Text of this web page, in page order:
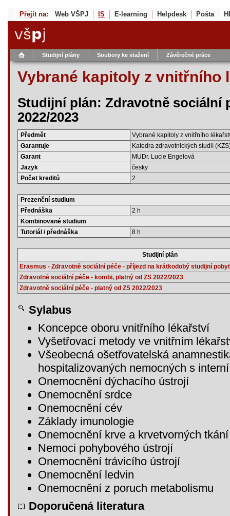
Přejít na: Web VŠPJ IS E-learning Helpdesk Pošta
Studijní plány Soubory ke stažení Závěrečné práce
Vybrané kapitoly z vnitřního
Studijní plán: Zdravotně sociální
2022/2023
Předmět
Vybrané kapitoly z vnitřního
Garantuje
Katedra zdravotnických studií
Garant
MUDr. Lucie Engelová
Jazyk
česky
Počet kreditů
2
Prezenční studium
Přednáška
2 h
Kombinované studium
Tutoriál / přednáška
8 h
Studijní plán
Erasmus - Zdravotně sociální péče - příjezd na krátkodobý studijní pobyt
Zdravotně sociální péče - kombi, platný od ZS 2022/2023
Zdravotně sociální péče - platný od ZS 2022/2023
Sylabus
Koncepce oboru vnitřního lékařství
Vyšetřovací metody ve vnitřním
Všeobecná ošetřovatelská
hospitalizovaných nemocných s
Onemocnění dýchacího ústrojí
Onemocnění srdce
Onemocnění cév
Základy imunologie
Onemocnění krve a krvetvorných tkání
Nemoci pohybového ústrojí
Onemocnění trávicího ústrojí
Onemocnění ledvin
Onemocnění z poruch metabolismu
Doporučená literatura